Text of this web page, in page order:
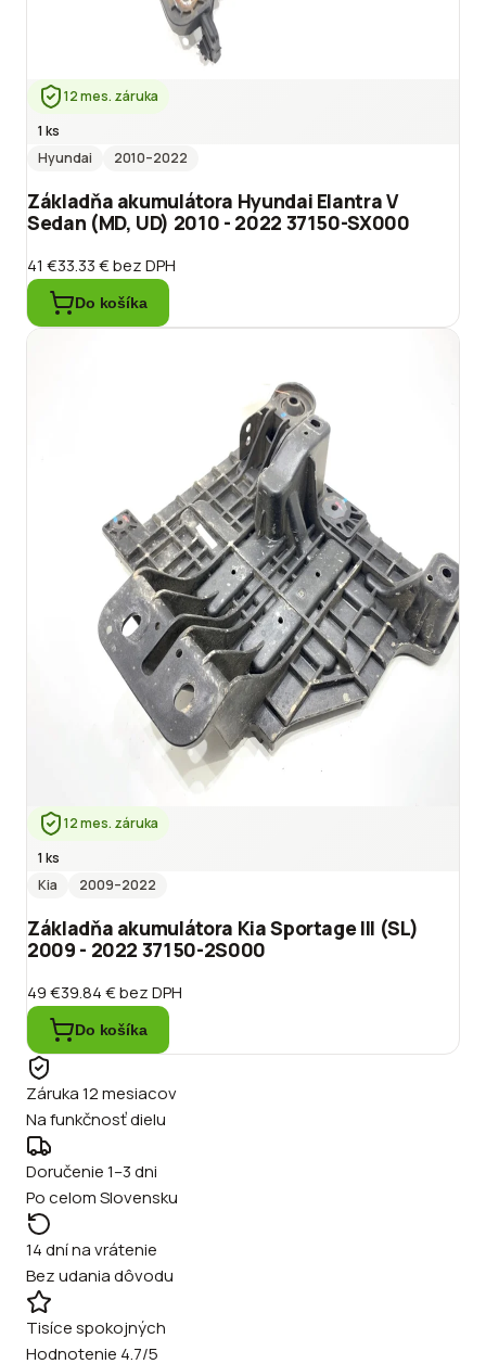
12 mes. záruka
1 ks
Hyundai
2010–2022
Základňa akumulátora Hyundai Elantra V
Sedan (MD, UD) 2010 - 2022 37150-SX000
41 €33.33 €bez DPH
Do košíka
12 mes. záruka
1 ks
Kia
2009–2022
Základňa akumulátora Kia Sportage III (SL)
2009 - 2022 37150-2S000
49 €39.84 €bez DPH
Do košíka
Záruka 12 mesiacov
Na funkčnosť dielu
Doručenie 1–3 dni
Po celom Slovensku
14 dní na vrátenie
Bez udania dôvodu
Tisíce spokojných
Hodnotenie 4.7/5